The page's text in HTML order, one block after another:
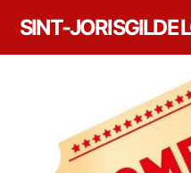
SINT-JORISGILDE